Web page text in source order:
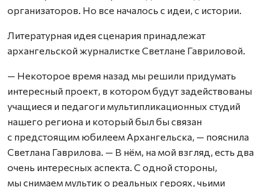
организаторов. Но все началось с идеи, с истории.
Литературная идея сценария принадлежат
архангельской журналистке Светлане Гавриловой.
— Некоторое время назад мы решили придумать
интересный проект, в котором будут задействованы
учащиеся и педагоги мультипликационных студий
нашего региона и который был бы связан
с предстоящим юбилеем Архангельска, — пояснила
Светлана Гаврилова. — В нём, на мой взгляд, есть два
очень интересных аспекта. С одной стороны,
мы снимаем мультик о реальных героях, чьими